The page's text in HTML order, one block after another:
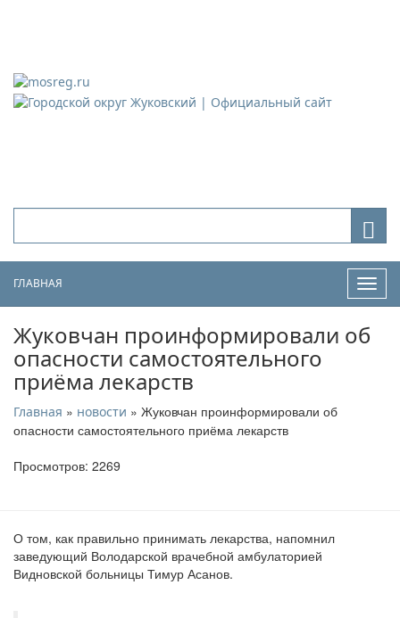
ГЛАВНАЯ
Жуковчан проинформировали об
опасности самостоятельного
приёма лекарств
Главная » новости » Жуковчан проинформировали об
опасности самостоятельного приёма лекарств
Просмотров: 2269
О том, как правильно принимать лекарства, напомнил
заведующий Володарской врачебной амбулаторией
Видновской больницы Тимур Асанов.